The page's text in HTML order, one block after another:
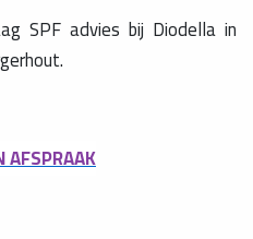
SPF advies bij Diodella in
AFSPRAAK